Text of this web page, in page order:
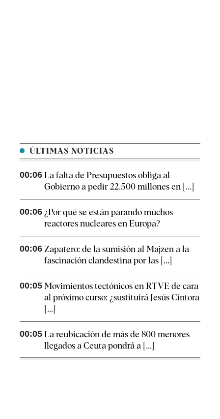
ÚLTIMAS NOTICIAS
00:06 La falta de Presupuestos obliga al
Gobierno a pedir 22.500 millones en [...]
00:06 ¿Por qué se están parando muchos
reactores nucleares en Europa?
00:06 Zapatero: de la sumisión al Majzen a la
fascinación clandestina por las [...]
00:05 Movimientos tectónicos en RTVE de cara
al próximo curso: ¿sustituirá Jesús Cintora
[...]
00:05 La reubicación de más de 800 menores
llegados a Ceuta pondrá a [...]